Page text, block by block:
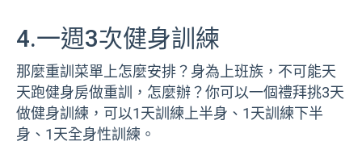
4.一週3次健身訓練
那麼重訓菜單上怎麼安排？身為上班族，不可能天
天跑健身房做重訓，怎麼辦？你可以一個禮拜挑3天
做健身訓練，可以1天訓練上半身、1天訓練下半
身、1天全身性訓練。